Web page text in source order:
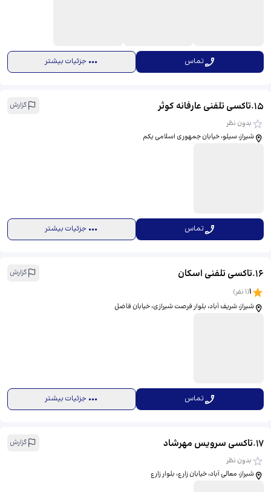
تماس جزئیات بیشتر
15
.تاکسی تلفنی عارفانه کوثر
گزارش
بدون نظر
شیراز، سیلو، خیابان جمهوری اسلامی یکم
تماس جزئیات بیشتر
16
.تاکسی تلفنی اسکان گزارش
1
(
1 نفر)
شیراز، شریف آباد، بلوار فرصت شیرازی، خیابان فاضل
تماس جزئیات بیشتر
17
.تاکسی سرویس مهرشاد
گزارش
بدون نظر
شیراز، معالی آباد، خیابان زارع، بلوار زارع